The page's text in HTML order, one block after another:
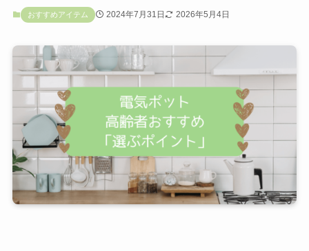
おすすめアイテム 2024年7月31日 2026年5月4日